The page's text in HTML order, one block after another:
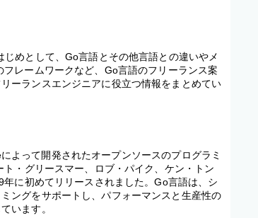
じめとして、Go言語とその他言語との違いやメ
フレームワークなど、Go言語のフリーランス案
ーランスエンジニアに役立つ情報をまとめてい
よって開発されたオープンソースのプログラミ
・グリースマー、ロブ・パイク、ケン・トン
に初めてリリースされました。Go言語は、シ
ングをサポートし、パフォーマンスと生産性の
います。